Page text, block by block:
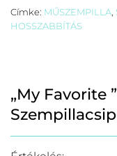
Címke: MŰSZEMPILLA,
HOSSZABBÍTÁS
„My Favorite